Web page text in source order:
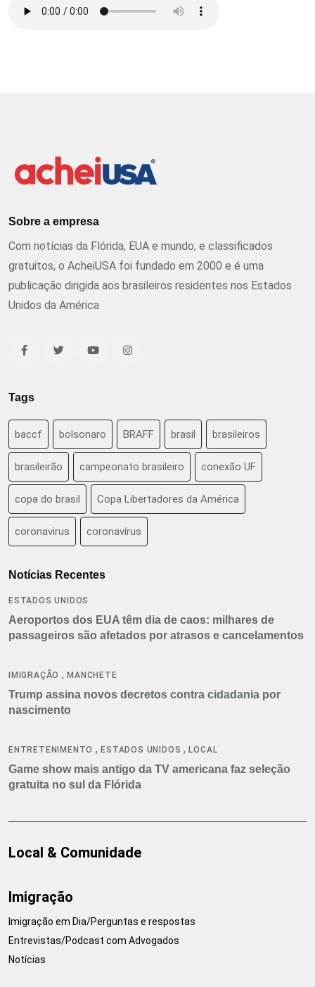
Sobre a empresa
Com notícias da Flórida, EUA e mundo, e classificados
gratuitos, o AcheiUSA foi fundado em 2000 e é uma
publicação dirigida aos brasileiros residentes nos Estados
Unidos da América
Tags
baccf bolsonaro BRAFF brasil brasileiros
brasileirão campeonato brasileiro conexão UF
copa do brasil Copa Libertadores da América
coronavirus coronavírus
Notícias Recentes
ESTADOS UNIDOS
Aeroportos dos EUA têm dia de caos: milhares de
passageiros são afetados por atrasos e cancelamentos
IMIGRAÇÃO ,MANCHETE
Trump assina novos decretos contra cidadania por
nascimento
ENTRETENIMENTO ,ESTADOS UNIDOS ,LOCAL
Game show mais antigo da TV americana faz seleção
gratuita no sul da Flórida
Local & Comunidade
Imigração
Imigração em Dia/Perguntas e respostas
Entrevistas/Podcast com Advogados
Notícias